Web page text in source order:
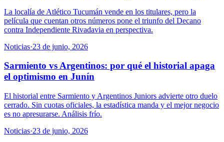
La localía de Atlético Tucumán vende en los titulares, pero la
película que cuentan otros números pone el triunfo del Decano
contra Independiente Rivadavia en perspectiva.
Noticias·23 de junio, 2026
Sarmiento vs Argentinos: por qué el historial apaga
el optimismo en Junín
El historial entre Sarmiento y Argentinos Juniors advierte otro duelo
cerrado. Sin cuotas oficiales, la estadística manda y el mejor negocio
es no apresurarse. Análisis frío.
Noticias·23 de junio, 2026